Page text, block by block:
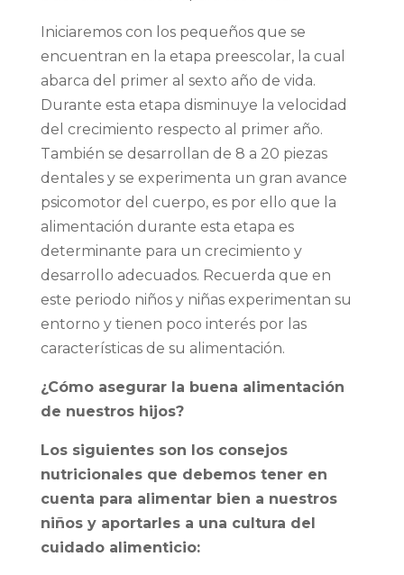
Iniciaremos con los pequeños que se
encuentran en la etapa preescolar, la cual
abarca del primer al sexto año de vida.
Durante esta etapa disminuye la velocidad
del crecimiento respecto al primer año.
También se desarrollan de 8 a 20 piezas
dentales y se experimenta un gran avance
psicomotor del cuerpo, es por ello que la
alimentación durante esta etapa es
determinante para un crecimiento y
desarrollo adecuados. Recuerda que en
este periodo niños y niñas experimentan su
entorno y tienen poco interés por las
características de su alimentación.
¿Cómo asegurar la buena alimentación
de nuestros hijos?
Los siguientes son los consejos
nutricionales que debemos tener en
cuenta para alimentar bien a nuestros
niños y aportarles a una cultura del
cuidado alimenticio: